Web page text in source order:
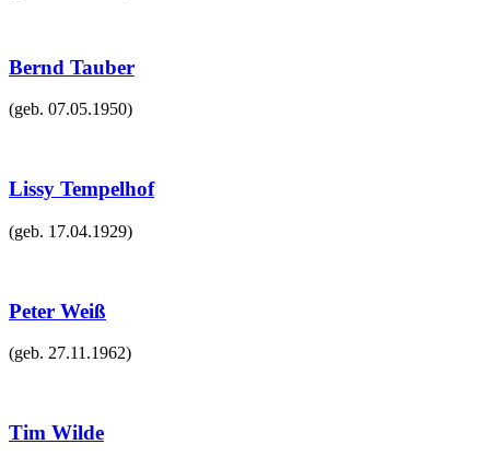
Bernd Tauber
(geb. 07.05.1950)
Lissy Tempelhof
(geb. 17.04.1929)
Peter Weiß
(geb. 27.11.1962)
Tim Wilde